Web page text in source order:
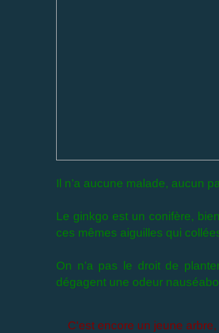
Il n’a aucune malade, aucun
Le ginkgo est un conifère,
ces mêmes aiguilles qui
On n’a pas le droit de
dégagent une odeur
C'est encore un jeune